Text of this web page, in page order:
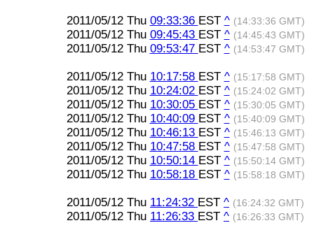
2011/05/12 Thu 09:33:36 EST ^ (14:33:36 GMT)
2011/05/12 Thu 09:45:43 EST ^ (14:45:43 GMT)
2011/05/12 Thu 09:53:47 EST ^ (14:53:47 GMT)
2011/05/12 Thu 10:17:58 EST ^ (15:17:58 GMT)
2011/05/12 Thu 10:24:02 EST ^ (15:24:02 GMT)
2011/05/12 Thu 10:30:05 EST ^ (15:30:05 GMT)
2011/05/12 Thu 10:40:09 EST ^ (15:40:09 GMT)
2011/05/12 Thu 10:46:13 EST ^ (15:46:13 GMT)
2011/05/12 Thu 10:47:58 EST ^ (15:47:58 GMT)
2011/05/12 Thu 10:50:14 EST ^ (15:50:14 GMT)
2011/05/12 Thu 10:58:18 EST ^ (15:58:18 GMT)
2011/05/12 Thu 11:24:32 EST ^ (16:24:32 GMT)
2011/05/12 Thu 11:26:33 EST ^ (16:26:33 GMT)